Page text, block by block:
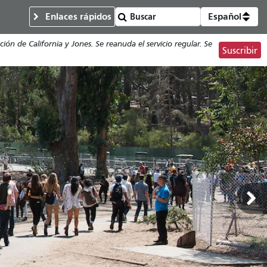
Enlaces rápidos Español
de California y Jones. Se reanuda el servicio regular. Se
Suscribir